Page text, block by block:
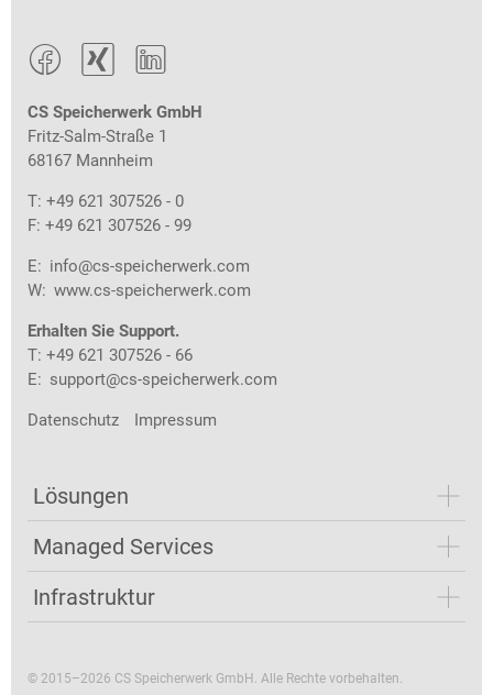
  
CS Speicherwerk GmbH
Fritz-Salm-Straße 1
68167 Mannheim
T: +49 621 307526 - 0
F: +49 621 307526 - 99
E: info@cs-speicherwerk.com
W: www.cs-speicherwerk.com
Erhalten Sie Support.
T: +49 621 307526 - 66
E: support@cs-speicherwerk.com
Datenschutz Impressum
Lösungen
Managed Services
Infrastruktur
© 2015–2026 CS Speicherwerk GmbH. Alle Rechte vorbehalten.